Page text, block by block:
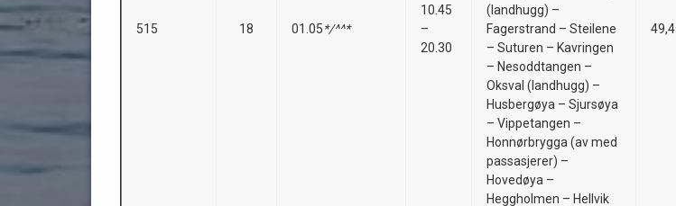
515 18 01.05*/^^*
10.45
–
20.30
(landhugg) –
Fagerstrand – Steilene
– Suturen – Kavringen
– Nesoddtangen –
Oksval (landhugg) –
Husbergøya – Sjursøya
– Vippetangen –
Honnørbrygga (av med
passasjerer) –
Hovedøya –
Heggholmen – Hellvik
49,4